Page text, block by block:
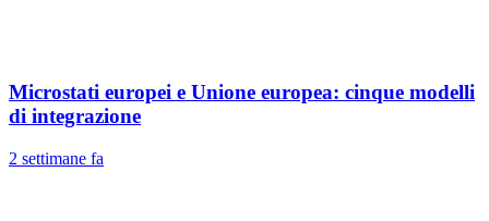
Microstati europei e Unione europea: cinque modelli
di integrazione
2 settimane fa